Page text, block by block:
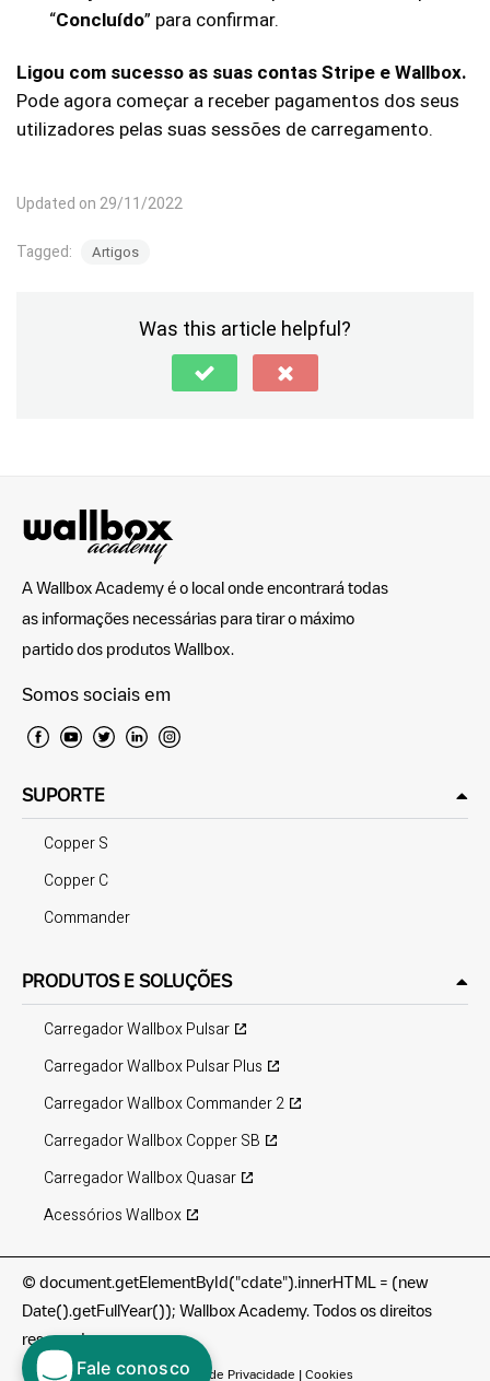
“Concluído” para confirmar.
Ligou com sucesso as suas contas Stripe e Wallbox.
Pode agora começar a receber pagamentos dos seus
utilizadores pelas suas sessões de carregamento.
Updated on 29/11/2022
Tagged: Artigos
Was this article helpful?
A Wallbox Academy é o local onde encontrará todas
as informações necessárias para tirar o máximo
partido dos produtos Wallbox.
Somos sociais em
SUPORTE
Copper S
Copper C
Commander
PRODUTOS E SOLUÇÕES
Carregador Wallbox Pulsar
Carregador Wallbox Pulsar Plus
Carregador Wallbox Commander 2
Carregador Wallbox Copper SB
Carregador Wallbox Quasar
Acessórios Wallbox
© document.getElementById("cdate").innerHTML = (new
Date().getFullYear()); Wallbox Academy. Todos os direitos
reservados.
Termos de utilização|Política de Privacidade | Cookies
Fale conosco